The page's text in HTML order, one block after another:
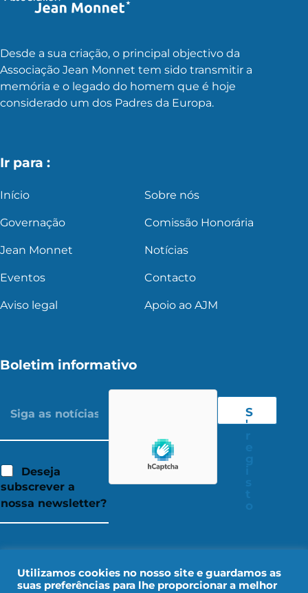
Desde a sua criação, o principal objectivo da
Associação Jean Monnet tem sido transmitir a
memória e o legado do homem que é hoje
considerado um dos Padres da Europa.
Ir para :
Início Sobre nós
Governação Comissão Honorária
Jean Monnet Notícias
Eventos Contacto
Aviso legal Apoio ao AJM
Boletim informativo
Deseja
subscrever a
nossa newsletter?
S
'
Utilizamos cookies no nosso site e guardamos as
suas preferências para lhe proporcionar a melhor